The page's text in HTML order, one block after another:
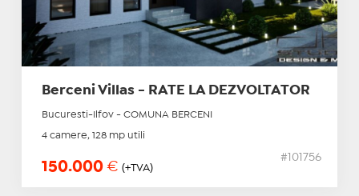
Berceni Villas - RATE LA DEZVOLTATOR
Bucuresti-Ilfov - COMUNA BERCENI
4 camere, 128 mp utili
150.000 € (+TVA)
#101756